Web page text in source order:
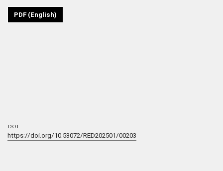
PDF (English)
DOI
https://doi.org/10.53072/RED202501/00203